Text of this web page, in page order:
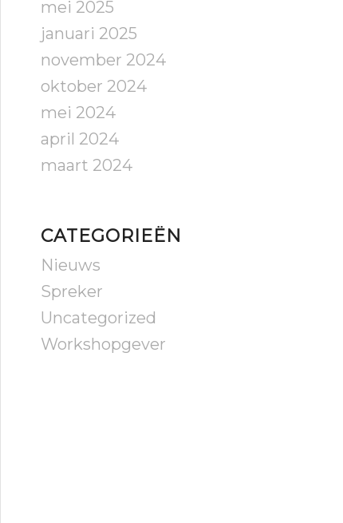
mei 2025
januari 2025
november 2024
oktober 2024
mei 2024
april 2024
maart 2024
CATEGORIEËN
Nieuws
Spreker
Uncategorized
Workshopgever